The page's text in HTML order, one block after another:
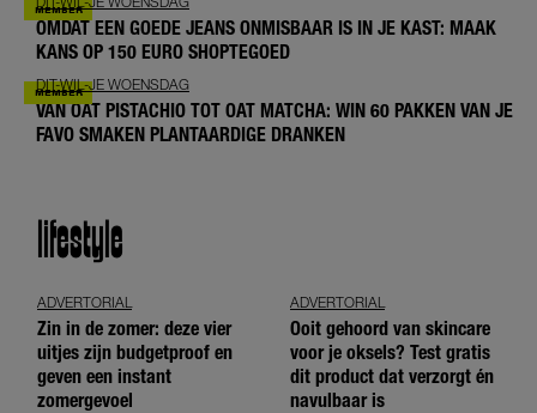
OMDAT EEN GOEDE JEANS ONMISBAAR IS IN JE KAST: MAAK
KANS OP 150 EURO SHOPTEGOED
DIT-WIL-JE WOENSDAG
VAN OAT PISTACHIO TOT OAT MATCHA: WIN 60 PAKKEN VAN JE
FAVO SMAKEN PLANTAARDIGE DRANKEN
lifestyle
ADVERTORIAL
Zin in de zomer: deze vier
uitjes zijn budgetproof en
geven een instant
zomergevoel
ADVERTORIAL
Ooit gehoord van skincare
voor je oksels? Test gratis
dit product dat verzorgt én
navulbaar is